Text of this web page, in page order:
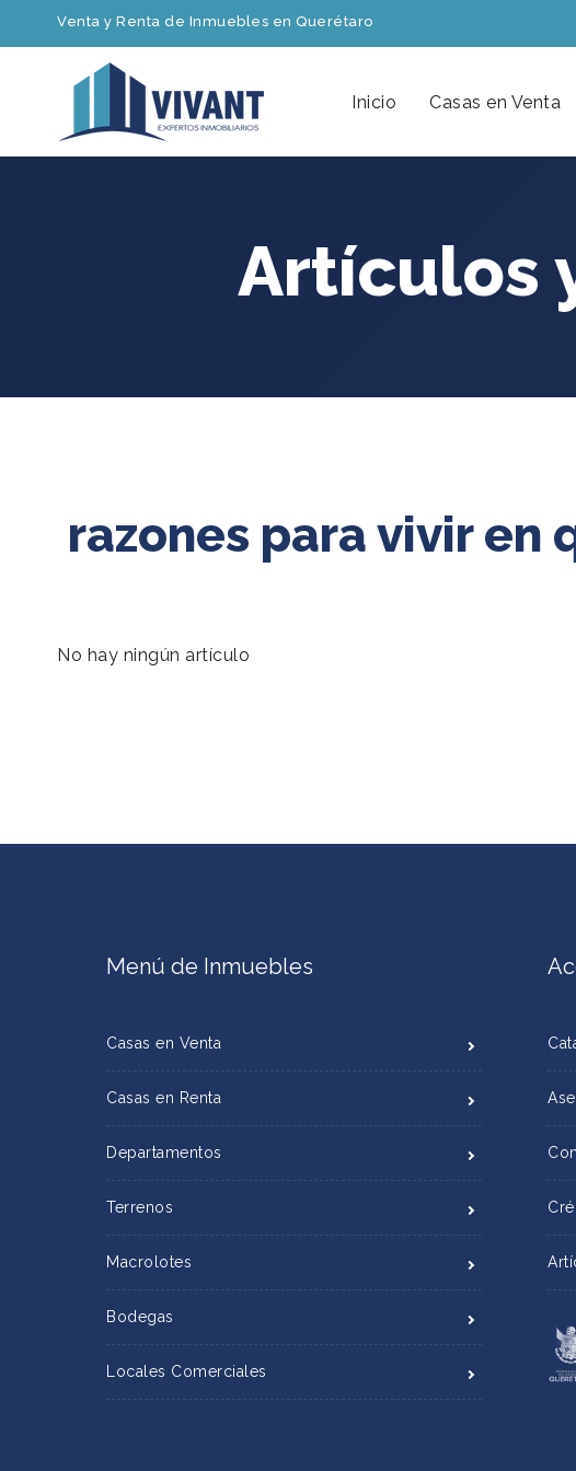
Venta y Renta de Inmuebles en Querétaro
Inicio Casas en Venta
Artículos
razones para vivir en
No hay ningún artículo
Menú de Inmuebles
Casas en Venta
Casas en Renta
Departamentos
Terrenos
Macrolotes
Bodegas
Locales Comerciales